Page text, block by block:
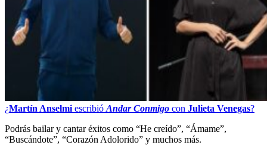
¿Martín Anselmi escribió Andar Conmigo con Julieta Venegas?
Podrás bailar y cantar éxitos como “He creído”, “Ámame”,
“Buscándote”, “Corazón Adolorido” y muchos más.